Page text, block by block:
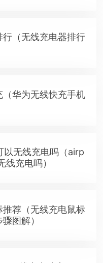
行（无线充电器排行
（华为无线快充手机
无线充电吗（airp
充电吗）
推荐（无线充电鼠标
图解）